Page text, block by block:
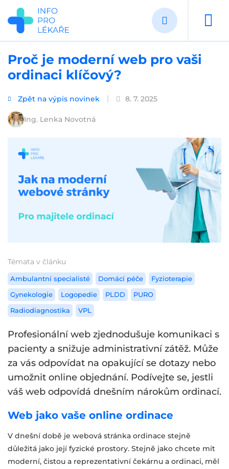
Přejít
hlavnímu
obsahu
Proč je moderní web pro vaši
ordinaci klíčový?
Zpět na výpis novinek 8. 7. 2025
Ing. Lenka Novotná
Témata v článku
Ambulantní specialisté Domácí péče
Fyzioterapie
Gynekologie
Logopedie PLDD
PURO
Radiodiagnostika
VPL
Profesionální web zjednodušuje komunikaci s
pacienty a snižuje administrativní zátěž. Může
za vás odpovídat na opakující se dotazy nebo
umožnit online objednání. Podívejte se, jestli
váš web odpovídá dnešním nárokům ordinací.
Web jako vaše online ordinace
V dnešní době je webová stránka ordinace stejně
důležitá jako její fyzické prostory. Stejně jako chcete mít
moderní, čistou a reprezentativní čekárnu a ordinaci, měl